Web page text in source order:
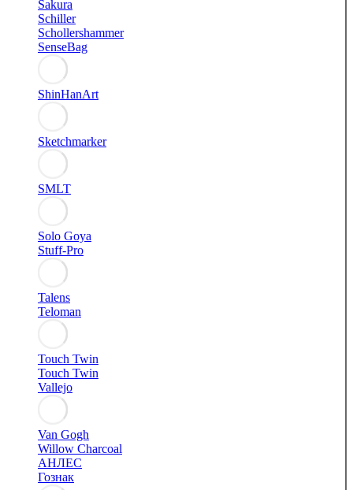
Sakura
Schiller
Schollershammer
SenseBag
ShinHanArt
Sketchmarker
SMLT
Solo Goya
Stuff-Pro
Talens
Teloman
Touch Twin
Touch Twin
Vallejo
Van Gogh
Willow Charcoal
АНЛЕС
Гознак